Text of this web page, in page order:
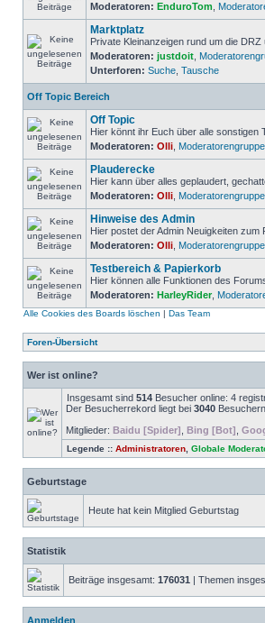
Moderatoren: EnduroTom
Marktplatz
Private Kleinanzeigen rund um die DRZ
Moderatoren: justdoit
Unterforen: Suche Tausche
Off Topic Bereich
Off Topic
Hier könnt ihr Euch über alle sonstigen
Moderatoren: Olli Moderatorengruppe
Plauderecke
Hier kann über alles geplaudert,
Moderatoren: Olli Moderatorengruppe
Hinweise des Admin
Hier postet der Admin Neuigkeiten zum
Moderatoren: Olli Moderatorengruppe
Testbereich & Papierkorb
Hier können alle Funktionen des
Moderatoren: HarleyRider,
Alle Cookies des Boards löschen | Das Team
Foren-Übersicht
Wer ist online?
Insgesamt sind 514 Besucher online: 4
Der Besucherrekord liegt bei 3040
Mitglieder: Baidu [Spider] Bing [Bot]
Legende :: Administratoren Globale
Geburtstage
Heute hat kein Mitglied Geburtstag
Statistik
Beiträge insgesamt: 176031 | Themen
Anmelden